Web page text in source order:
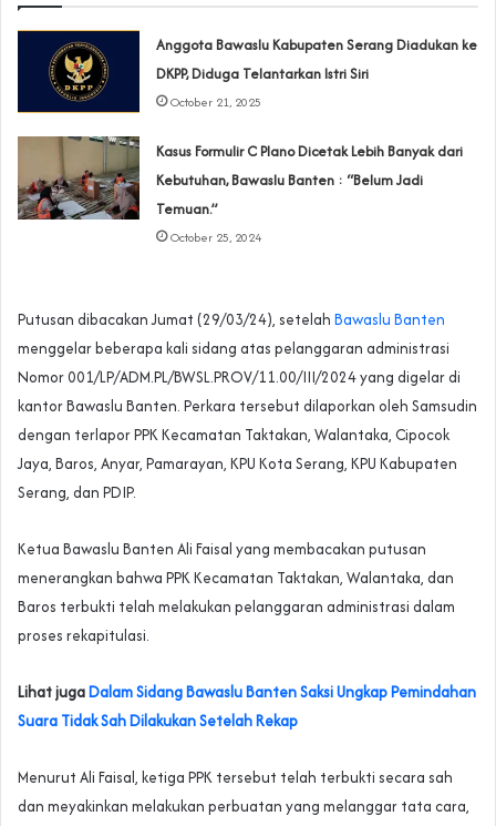
Anggota Bawaslu Kabupaten Serang Diadukan ke
DKPP, Diduga Telantarkan Istri Siri
October 21, 2025
Kasus Formulir C Plano Dicetak Lebih Banyak dari
Kebutuhan, Bawaslu Banten : “Belum Jadi
Temuan.”
October 25, 2024
Putusan dibacakan Jumat (29/03/24), setelah Bawaslu Banten
menggelar beberapa kali sidang atas pelanggaran administrasi
Nomor 001/LP/ADM.PL/BWSL.PROV/11.00/III/2024 yang digelar di
kantor Bawaslu Banten. Perkara tersebut dilaporkan oleh Samsudin
dengan terlapor PPK Kecamatan Taktakan, Walantaka, Cipocok
Jaya, Baros, Anyar, Pamarayan, KPU Kota Serang, KPU Kabupaten
Serang, dan PDIP.
Ketua Bawaslu Banten Ali Faisal yang membacakan putusan
menerangkan bahwa PPK Kecamatan Taktakan, Walantaka, dan
Baros terbukti telah melakukan pelanggaran administrasi dalam
proses rekapitulasi.
Lihat jugaDalam Sidang Bawaslu Banten Saksi Ungkap Pemindahan
Suara Tidak Sah Dilakukan Setelah Rekap
Menurut Ali Faisal, ketiga PPK tersebut telah terbukti secara sah
dan meyakinkan melakukan perbuatan yang melanggar tata cara,